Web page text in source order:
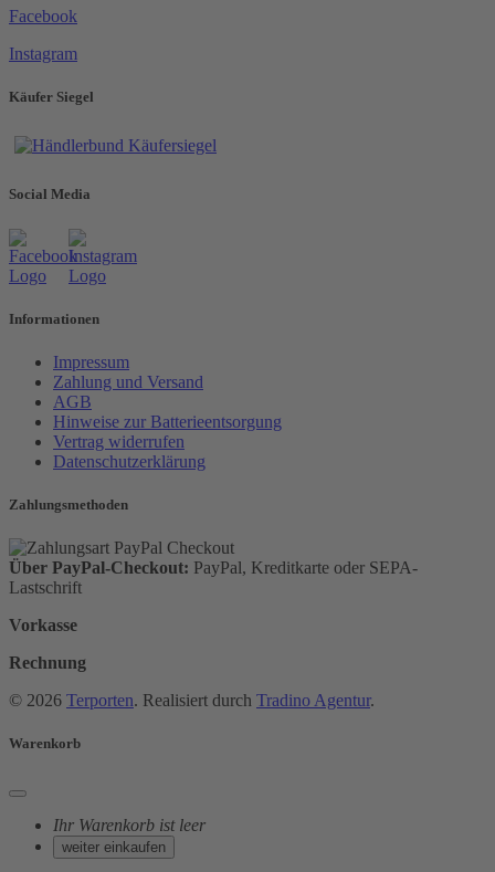
Facebook
Instagram
Käufer Siegel
Social Media
Informationen
Impressum
Zahlung und Versand
AGB
Hinweise zur Batterieentsorgung
Vertrag widerrufen
Datenschutzerklärung
Zahlungsmethoden
Über PayPal-Checkout: PayPal, Kreditkarte oder SEPA-
Lastschrift
Vorkasse
Rechnung
© 2026 Terporten. Realisiert durch Tradino Agentur.
Warenkorb
Ihr Warenkorb ist leer
weiter einkaufen